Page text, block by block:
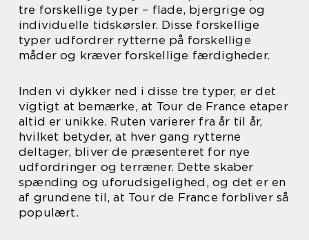
tre forskellige typer – flade, bjergrige og
individuelle tidskørsler. Disse forskellige
typer udfordrer rytterne på forskellige
måder og kræver forskellige færdigheder.
Inden vi dykker ned i disse tre typer, er det
vigtigt at bemærke, at Tour de France etaper
altid er unikke. Ruten varierer fra år til år,
hvilket betyder, at hver gang rytterne
deltager, bliver de præsenteret for nye
udfordringer og terræner. Dette skaber
spænding og uforudsigelighed, og det er en
af grundene til, at Tour de France forbliver så
populært.